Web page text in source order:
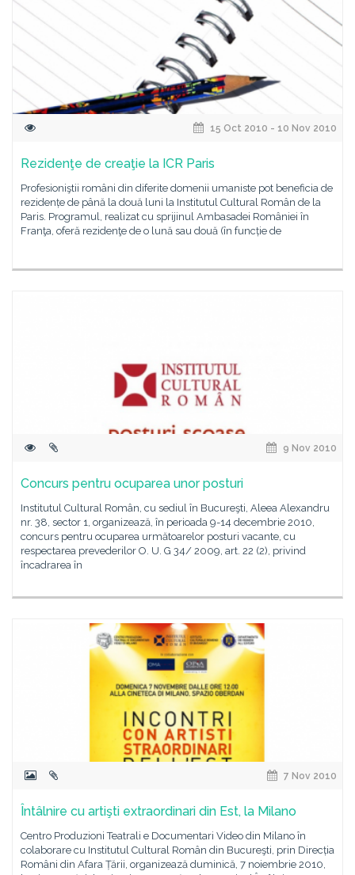
15 Oct 2010 - 10 Nov 2010
Rezidenţe de creaţie la ICR Paris
Profesioniştii români din diferite domenii umaniste pot beneficia de
rezidențe de până la două luni la Institutul Cultural Român de la
Paris. Programul, realizat cu sprijinul Ambasadei României în
Franţa, oferă rezidenţe de o lună sau două (în funcție de
9 Nov 2010
Concurs pentru ocuparea unor posturi
Institutul Cultural Român, cu sediul în Bucureşti, Aleea Alexandru
nr. 38, sector 1, organizează, în perioada 9-14 decembrie 2010,
concurs pentru ocuparea următoarelor posturi vacante, cu
respectarea prevederilor O. U. G 34/ 2009, art. 22 (2), privind
încadrarea în
7 Nov 2010
Întâlnire cu artişti extraordinari din Est, la Milano
Centro Produzioni Teatrali e Documentari Video din Milano în
colaborare cu Institutul Cultural Român din Bucureşti, prin Direcția
Români din Afara Țării, organizează duminică, 7 noiembrie 2010,